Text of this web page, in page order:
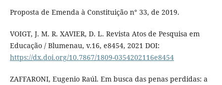
Proposta de Emenda à Constituição n° 33, de 2019.
VOIGT, J. M. R. XAVIER, D. L. Revista Atos de Pesquisa em
Educação / Blumenau, v.16, e8454, 2021 DOI:
https://dx.doi.org/10.7867/1809-0354202116e8454
ZAFFARONI, Eugenio Raúl. Em busca das penas perdidas: a